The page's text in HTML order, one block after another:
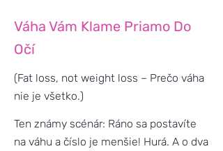
Váha Vám Klame Priamo Do
Očí
(Fat loss, not weight loss – Prečo váha
nie je všetko.)
Ten známy scénár: Ráno sa postavíte
na váhu a číslo je menšie! Hurá. A o dva